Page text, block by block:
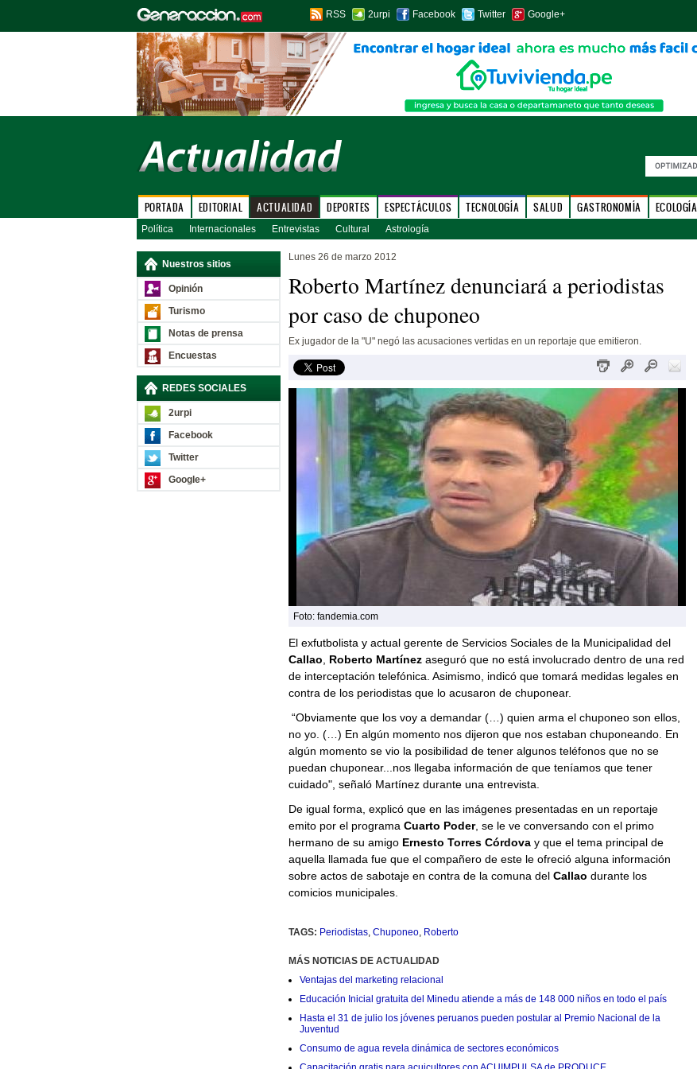
RSS 2urpi Facebook Twitter Google+
PORTADA EDITORIAL ACTUALIDAD DEPORTES ESPECTÁCULOS TECNOLOGÍA SALUD GASTRONOMÍA ECOLOGÍA
Política Internacionales Entrevistas Cultural Astrología
Nuestros sitios
Opinión
Turismo
Notas de prensa
Encuestas
REDES SOCIALES
2urpi
Facebook
Twitter
Google+
Lunes 26 de marzo 2012
Roberto Martínez denunciará a periodistas
por caso de chuponeo
Ex jugador de la "U" negó las acusaciones vertidas en un reportaje que emitieron.
Foto: fandemia.com
El exfutbolista y actual gerente de Servicios Sociales de la Municipalidad del
Callao
Roberto Martínezaseguró que no está involucrado dentro de una red
de interceptación telefónica. Asimismo, indicó que tomará medidas legales en
contra de los periodistas que lo acusaron de chuponear.
“Obviamente que los voy a demandar (…) quien arma el chuponeo son ellos,
no yo. (…) En algún momento nos dijeron que nos estaban chuponeando. En
algún momento se vio la posibilidad de tener algunos teléfonos que no se
puedan chuponear...nos llegaba información de que teníamos que tener
cuidado", señaló Martínez durante una entrevista.
De igual forma, explicó que en las imágenes presentadas en un reportaje
emito por el programa Cuarto Poder, se le ve conversando con el primo
hermano de su amigo Ernesto Torres Córdova y que el tema principal de
aquella llamada fue que el compañero de este le ofreció alguna información
sobre actos de sabotaje en contra de la comuna del Callao durante los
comicios municipales.
TAGS: Periodistas, Chuponeo, Roberto
MÁS NOTICIAS DE ACTUALIDAD
Ventajas del marketing relacional
Educación Inicial gratuita del Minedu atiende a más de 148 000 niños en todo el país
Hasta el 31 de julio los jóvenes peruanos pueden postular al Premio Nacional de la
Juventud
Consumo de agua revela dinámica de sectores económicos